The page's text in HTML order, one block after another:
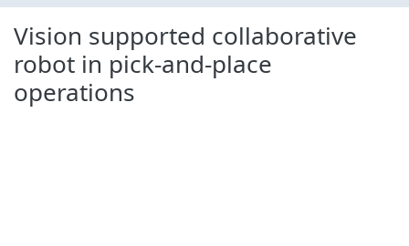
Vision supported collaborative
robot in pick-and-place
operations